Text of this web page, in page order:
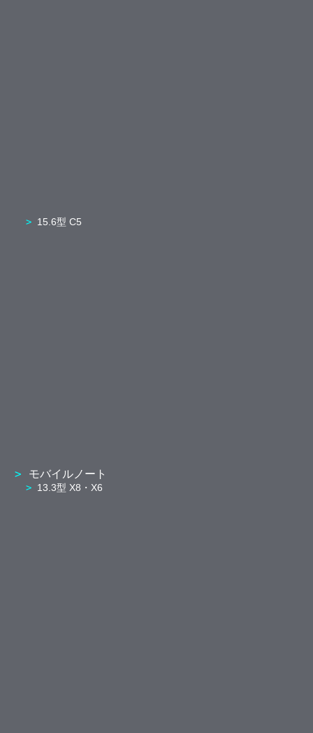
15.6型 C5
モバイルノート
13.3型 X8・X6